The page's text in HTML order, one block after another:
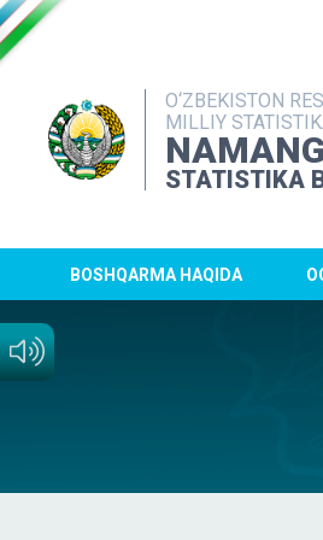
O‘ZBEKISTON
MILLIY
STATISTIKA
BOSHQARMA HAQIDA